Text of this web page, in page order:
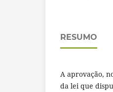
RESUMO
A aprovação,
da lei que